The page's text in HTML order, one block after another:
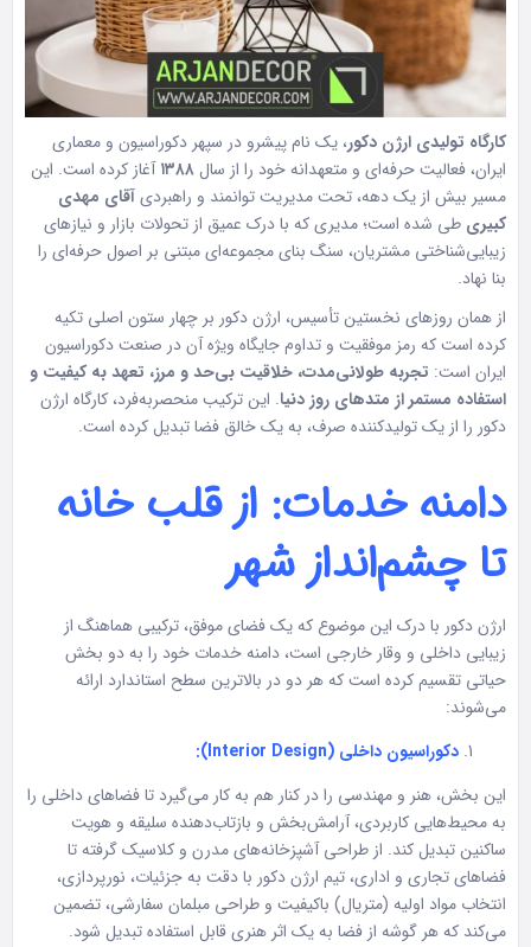
کارگاه تولیدی ارژن دکور، یک نام پیشرو در سپهر دکوراسیون و معماری
ایران، فعالیت حرفه‌ای و متعهدانه خود را از سال ۱۳۸۸آغاز کرده است. این
مسیر بیش از یک دهه، تحت مدیریت توانمند و راهبردیآقای مهدی
کبیری طی شده است؛ مدیری که با درک عمیق از تحولات بازار و نیازهای
زیبایی‌شناختی مشتریان، سنگ بنای مجموعه‌ای مبتنی بر اصول حرفه‌ای را
بنا نهاد.
از همان روزهای نخستین تأسیس، ارژن دکور بر چهار ستون اصلی تکیه
کرده است که رمز موفقیت و تداوم جایگاه ویژه آن در صنعت دکوراسیون
ایران است: تجربه طولانی‌مدت، خلاقیت بی‌حد و مرز، تعهد به کیفیت و
استفاده مستمر از متدهای روز دنیا. این ترکیب منحصر‌به‌فرد، کارگاه ارژن
دکور را از یک تولیدکننده صرف، به یک خالق فضا تبدیل کرده است.
دامنه خدمات: از قلب خانه
تا چشم‌انداز شهر
ارژن دکور با درک این موضوع که یک فضای موفق، ترکیبی هماهنگ از
زیبایی داخلی و وقار خارجی است، دامنه خدمات خود را به دو بخش
حیاتی تقسیم کرده است که هر دو در بالاترین سطح استاندارد ارائه
می‌شوند:
دکوراسیون داخلی (Interior Design):
این بخش، هنر و مهندسی را در کنار هم به کار می‌گیرد تا فضاهای داخلی را
به محیط‌هایی کاربردی، آرامش‌بخش و بازتاب‌دهنده سلیقه و هویت
ساکنین تبدیل کند. از طراحی آشپزخانه‌های مدرن و کلاسیک گرفته تا
فضاهای تجاری و اداری، تیم ارژن دکور با دقت به جزئیات، نورپردازی،
انتخاب مواد اولیه (متریال) باکیفیت و طراحی مبلمان سفارشی، تضمین
می‌کند که هر گوشه از فضا به یک اثر هنری قابل استفاده تبدیل شود.